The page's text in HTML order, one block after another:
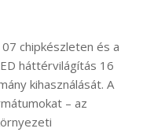
chipkészleten és a
háttérvilágítás 16
kihasználását. A
– az